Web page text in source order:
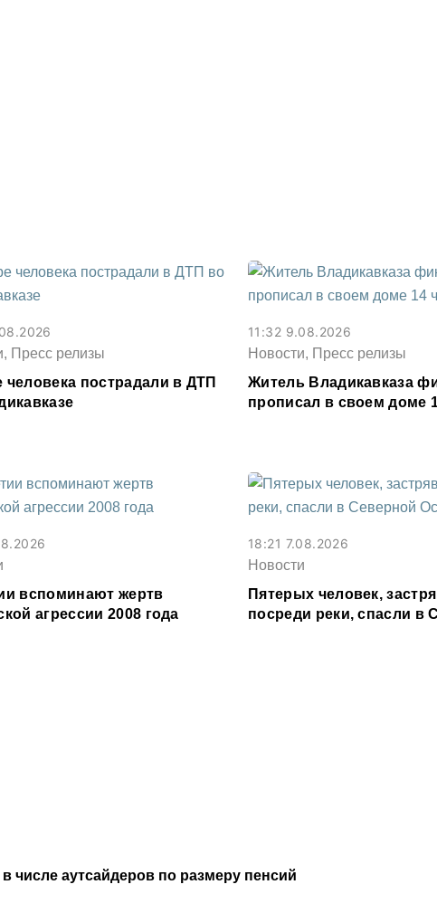
числе аутсайдеров по размеру пенсий
Пресс релизы
человека пострадали в ДТП
11:32 9.08.2026
Новости, Пресс релизы
Житель Владикавказа
прописал в своем доме
вспоминают жертв
агрессии 2008 года
18:21 7.08.2026
Новости
Пятерых человек,
посреди реки, спасли в